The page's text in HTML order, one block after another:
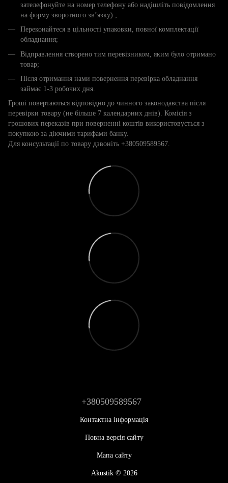
зателефонуйте на номер телефону або надішліть повідомлення
на форму зворотного зв’язку) ;
Переконайтеся в цільності упаковки, повної комплектації
обладнання;
Відправлення створено тим перевізником, яким було отримано
товар;
Після отримання нами повернення перевірка обладнання
займає 1-3 робочих дня.
Гроші повертаються відповідно до чинного законодавства після
перевірки товару (не більше 7 календарних днів). Комісія з
грошових переказів при поверненні коштів використовується з
покупкою за діючими тарифами банку.
Для консультації по товару дзвоніть +380509589567.
+380509589567
Контактна інформація
Повна версія сайту
Мапа сайту
Akustik © 2026